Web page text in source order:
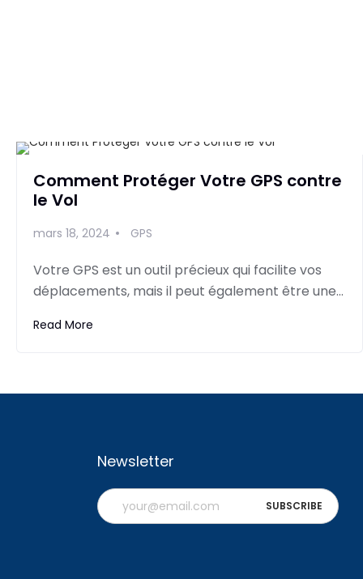
Comment Protéger Votre GPS contre
le Vol
mars 18, 2024 GPS
Votre GPS est un outil précieux qui facilite vos
déplacements, mais il peut également être une…
Read More
Newsletter